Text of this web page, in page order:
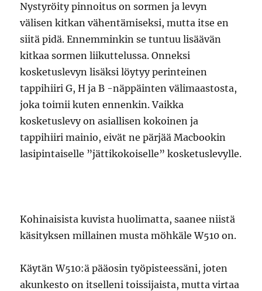
Nystyröity pinnoitus on sormen ja levyn
välisen kitkan vähentämiseksi, mutta itse en
siitä pidä. Ennemminkin se tuntuu lisäävän
kitkaa sormen liikuttelussa. Onneksi
kosketuslevyn lisäksi löytyy perinteinen
tappihiiri G, H ja B -näppäinten välimaastosta,
joka toimii kuten ennenkin. Vaikka
kosketuslevy on asiallisen kokoinen ja
tappihiiri mainio, eivät ne pärjää Macbookin
lasipintaiselle ”jättikokoiselle” kosketuslevylle.
Kohinaisista kuvista huolimatta, saanee niistä
käsityksen millainen musta möhkäle W510 on.
Käytän W510:ä pääosin työpisteessäni, joten
akunkesto on itselleni toissijaista, mutta virtaa